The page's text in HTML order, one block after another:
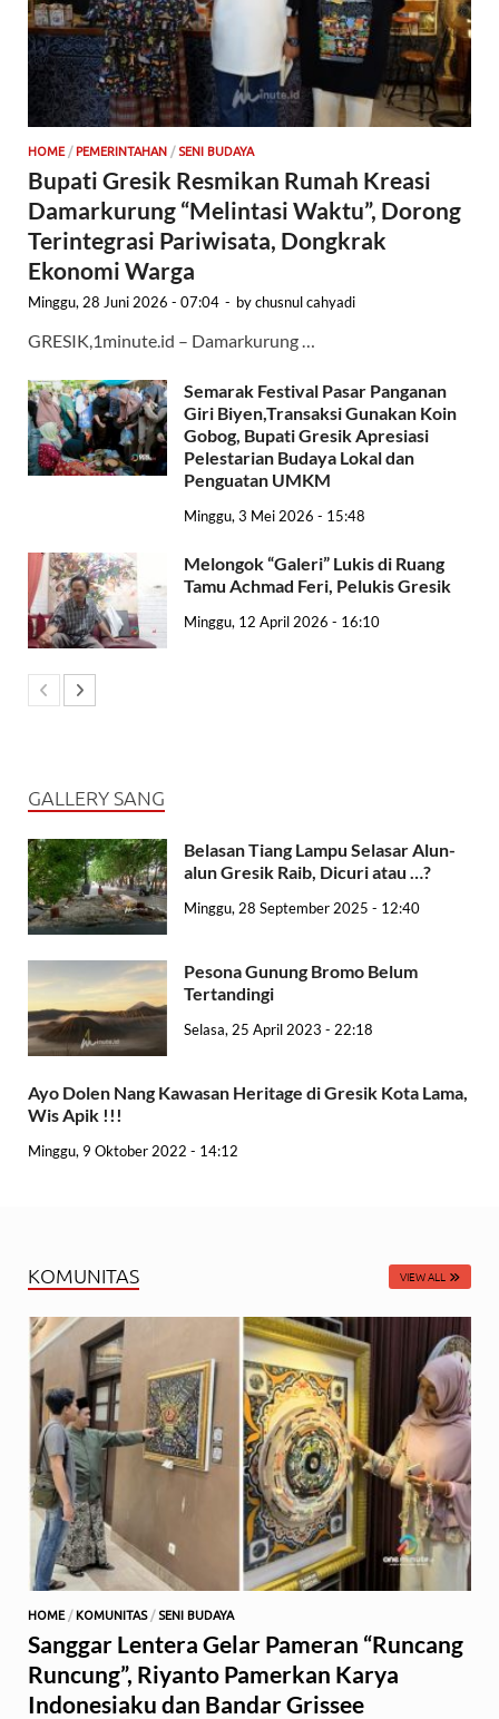
HOME / PEMERINTAHAN / SENI BUDAYA
Bupati Gresik Resmikan Rumah Kreasi
Damarkurung “Melintasi Waktu”, Dorong
Terintegrasi Pariwisata, Dongkrak
Ekonomi Warga
Minggu, 28 Juni 2026 - 07:04 - bychusnul cahyadi
GRESIK,1minute.id – Damarkurung …
Semarak Festival Pasar Panganan
Giri Biyen,Transaksi Gunakan Koin
Gobog, Bupati Gresik Apresiasi
Pelestarian Budaya Lokal dan
Penguatan UMKM
Minggu, 3 Mei 2026 - 15:48
Melongok “Galeri” Lukis di Ruang
Tamu Achmad Feri, Pelukis Gresik
Minggu, 12 April 2026 - 16:10
GALLERY SANG
Belasan Tiang Lampu Selasar Alun-
alun Gresik Raib, Dicuri atau …?
Minggu, 28 September 2025 - 12:40
Pesona Gunung Bromo Belum
Tertandingi
Selasa, 25 April 2023 - 22:18
Ayo Dolen Nang Kawasan Heritage di Gresik Kota Lama,
Wis Apik !!!
Minggu, 9 Oktober 2022 - 14:12
KOMUNITAS VIEW ALL
HOME / KOMUNITAS/ SENI BUDAYA
Sanggar Lentera Gelar Pameran “Runcang
Runcung”, Riyanto Pamerkan Karya
Indonesiaku dan Bandar Grissee